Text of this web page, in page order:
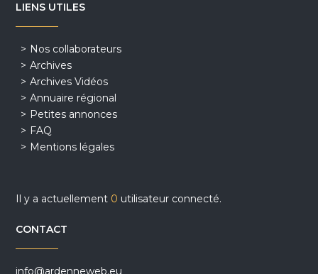
LIENS UTILES
Nos collaborateurs
Archives
Archives Vidéos
Annuaire régional
Petites annonces
FAQ
Mentions légales
Il y a actuellement 0 utilisateur connecté.
CONTACT
info@ardenneweb.eu